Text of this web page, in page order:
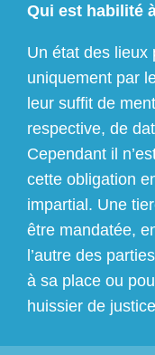
Qui est habilité
Un état des lieux
uniquement par
leur suffit de
respective, de
Cependant il
cette obligation
impartial. Une
être mandatée,
l’autre des
à sa place ou
huissier de